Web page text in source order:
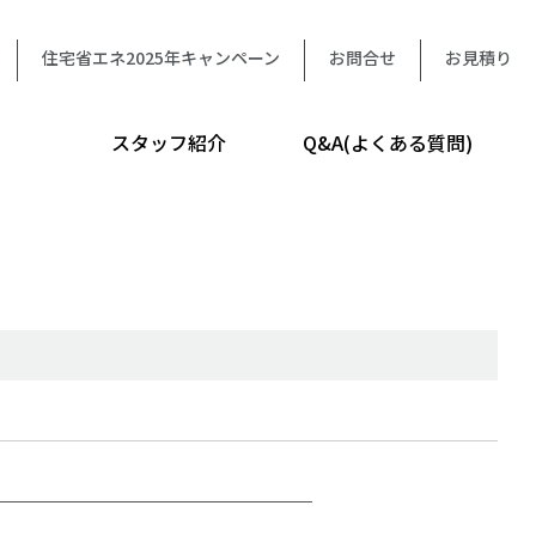
住宅省エネ2025年キャンペーン お問合せ お見積り
スタッフ紹介 Q&A(よくある質問)